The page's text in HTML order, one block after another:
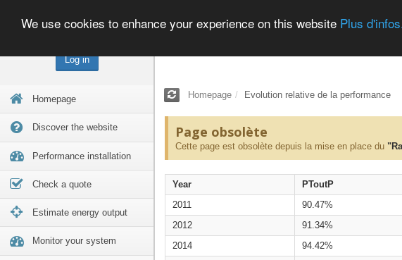
Log in
Homepage
Discover the website
Performance installation
Check a quote
Estimate energy output
Monitor your system
We use cookies to enhance your experience on this website Plus
Homepage Evolution relative de la performance
Page obsolète
Cette page est obsolète depuis la mise en place du
Year PToutP
2011
90.47%
2012
91.34%
2014
94.42%